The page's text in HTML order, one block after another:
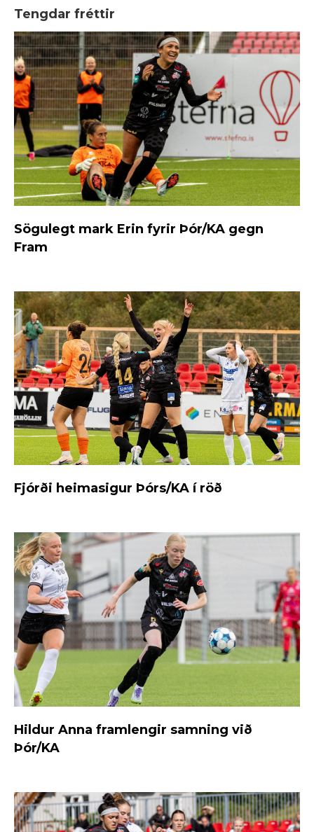
Tengdar fréttir
Sögulegt mark Erin fyrir Þór/KA gegn
Fram
Fjórði heimasigur Þórs/KA í röð
Hildur Anna framlengir samning við
Þór/KA